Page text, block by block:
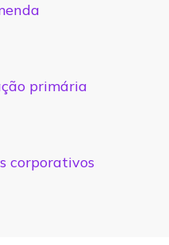
primária
corporativos